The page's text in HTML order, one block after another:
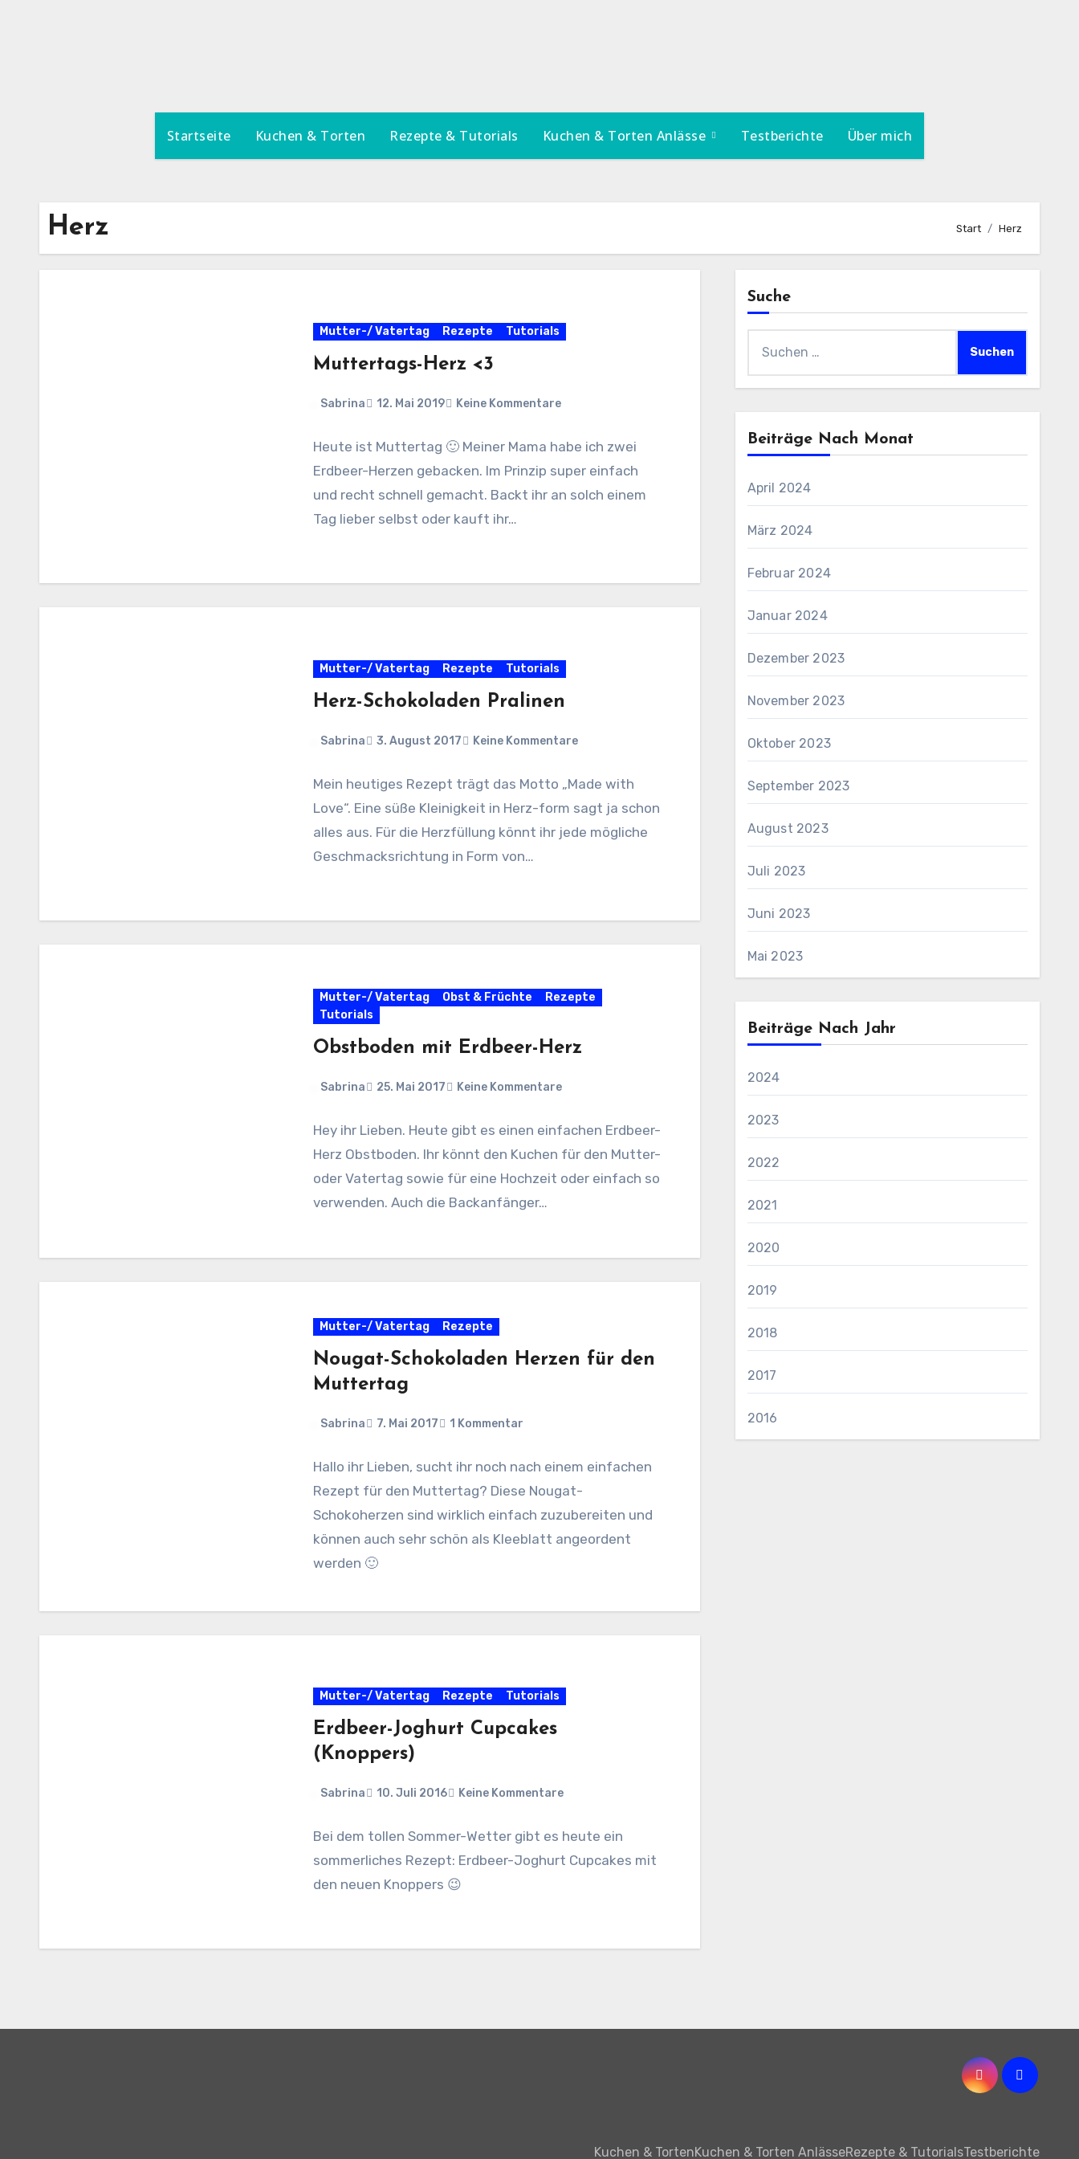
Startseite Kuchen & Torten Rezepte & Tutorials Kuchen & Torten Anlässe Testberichte Über mich
Herz Start Herz
Mutter-/ Vatertag Rezepte Tutorials
Muttertags-Herz <3
Sabrina 12. Mai 2019 Keine Kommentare
Heute ist Muttertag 🙂 Meiner Mama habe ich zwei
Erdbeer-Herzen gebacken. Im Prinzip super einfach
und recht schnell gemacht. Backt ihr an solch einem
Tag lieber selbst oder kauft ihr…
Mutter-/ Vatertag Rezepte Tutorials
Herz-Schokoladen Pralinen
Sabrina 3. August 2017 Keine Kommentare
Mein heutiges Rezept trägt das Motto „Made with
Love“. Eine süße Kleinigkeit in Herz-form sagt ja schon
alles aus. Für die Herzfüllung könnt ihr jede mögliche
Geschmacksrichtung in Form von…
Mutter-/ Vatertag Obst & Früchte
Rezepte
Tutorials
Obstboden mit Erdbeer-Herz
Sabrina 25. Mai 2017 Keine Kommentare
Hey ihr Lieben. Heute gibt es einen einfachen Erdbeer-
Herz Obstboden. Ihr könnt den Kuchen für den Mutter-
oder Vatertag sowie für eine Hochzeit oder einfach so
verwenden. Auch die Backanfänger…
Mutter-/ Vatertag Rezepte
Nougat-Schokoladen Herzen für den
Muttertag
Sabrina 7. Mai 2017 1 Kommentar
Hallo ihr Lieben, sucht ihr noch nach einem einfachen
Rezept für den Muttertag? Diese Nougat-
Schokoherzen sind wirklich einfach zuzubereiten und
können auch sehr schön als Kleeblatt angeordent
werden 🙂
Mutter-/ Vatertag Rezepte Tutorials
Erdbeer-Joghurt Cupcakes
(Knoppers)
Sabrina 10. Juli 2016 Keine Kommentare
Bei dem tollen Sommer-Wetter gibt es heute ein
sommerliches Rezept: Erdbeer-Joghurt Cupcakes mit
den neuen Knoppers 😉
Suche
nach:
Beiträge Nach Monat
April 2024
März 2024
Februar 2024
Januar 2024
Dezember 2023
November 2023
Oktober 2023
September 2023
August 2023
Juli 2023
Juni 2023
Mai 2023
Beiträge Nach Jahr
2024
2023
2022
2021
2020
2019
2018
2017
2016
Kuchen & TortenKuchen & Torten AnlässeRezepte & TutorialsTestberichte